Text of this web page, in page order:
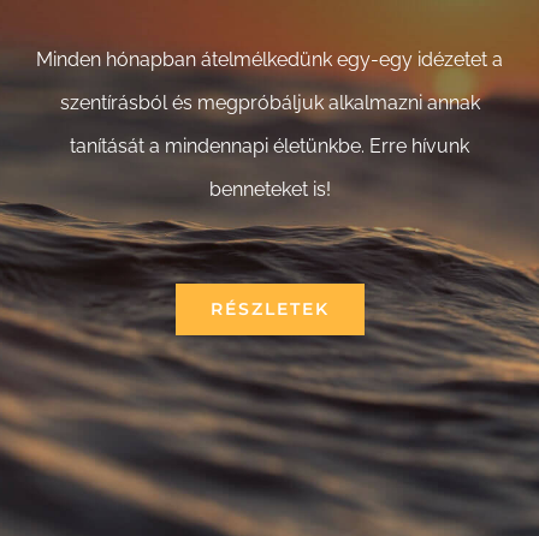
Minden hónapban átelmélkedünk egy-egy idézetet a
szentírásból és megpróbáljuk alkalmazni annak
tanítását a mindennapi életünkbe. Erre hívunk
benneteket is!
RÉSZLETEK